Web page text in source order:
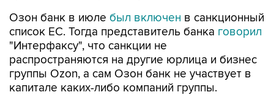
Озон банк в июле был включен в санкционный
список ЕС. Тогда представитель банка говорил
"Интерфаксу", что санкции не
распространяются на другие юрлица и бизнес
группы Ozon, а сам Озон банк не участвует в
капитале каких-либо компаний группы.